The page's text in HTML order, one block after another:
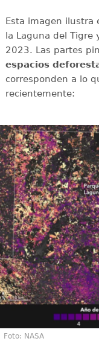
Esta imagen ilustra
la Laguna del Tigre
2023. Las partes
espacios
corresponden a lo
recientemente:
Foto: NASA